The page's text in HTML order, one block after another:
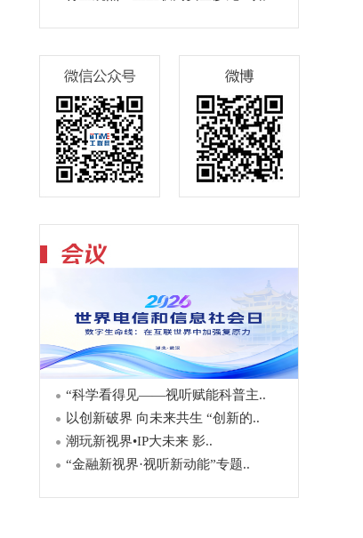
“科学看得见——视听赋能科普主..
以创新破界 向未来共生 “创新的..
潮玩新视界•IP大未来 影..
“金融新视界·视听新动能”专题..